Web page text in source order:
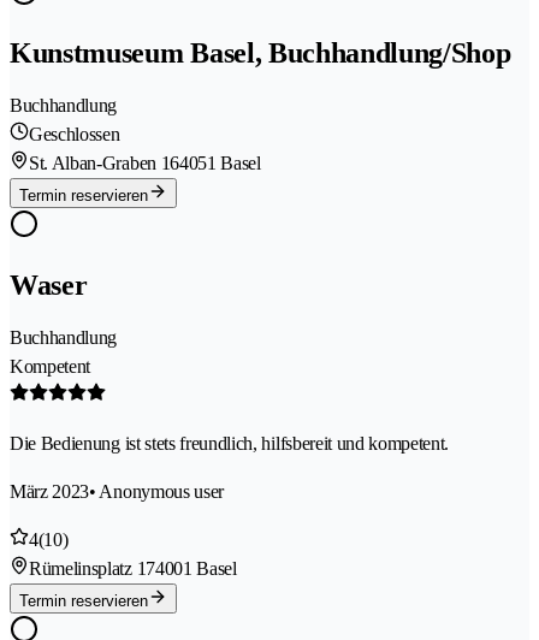
Kunstmuseum Basel, Buchhandlung/Shop
Buchhandlung
Geschlossen
St. Alban-Graben 164051 Basel
Termin reservieren
Waser
Buchhandlung
Kompetent
Die Bedienung ist stets freundlich, hilfsbereit und kompetent.
März 2023• Anonymous user
4(10)
Rümelinsplatz 174001 Basel
Termin reservieren